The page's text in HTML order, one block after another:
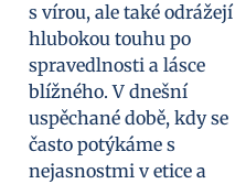
s vírou, ale také odrážejí
hlubokou touhu po
spravedlnosti a lásce
blížného. V dnešní
uspěchané době, kdy se
často potýkáme s
nejasnostmi v etice a